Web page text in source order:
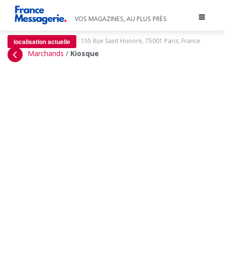
Toggle
VOS MAGAZINES, AU PLUS PRÈS
localisation actuelle : 155 Rue Saint Honoré, 75001 Paris, France
Marchands / Kiosque